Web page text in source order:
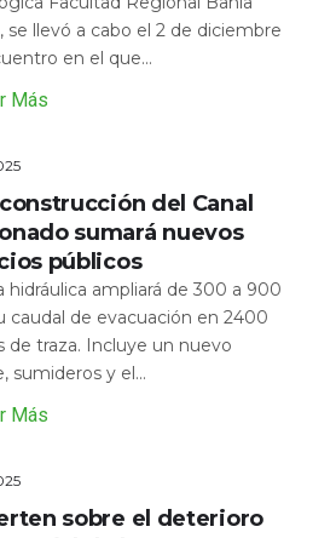
se llevó a cabo el 2 de diciembre
en el que...
Más
del Canal
sumará nuevos
públicos
hidráulica ampliará de 300 a 900
caudal de evacuación en 2400
de traza. Incluye un nuevo
sumideros y el...
Más
sobre el deterioro